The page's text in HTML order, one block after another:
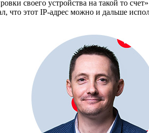
своего устройства на такой то
что этот IP-адрес можно и дальше